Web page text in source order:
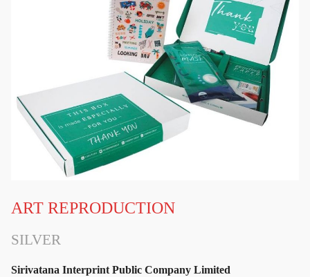
ART REPRODUCTION
SILVER
Sirivatana Interprint Public Company Limited